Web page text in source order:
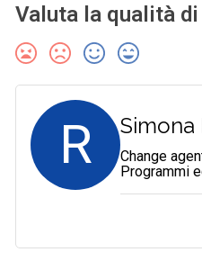
Valuta la qualità
R Simona
Change
Programmi